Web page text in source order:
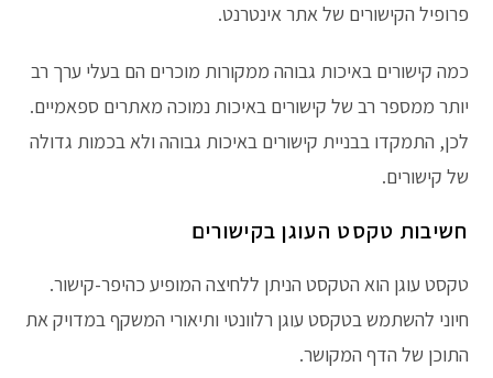
פרופיל הקישורים של אתר אינטרנט.
כמה קישורים באיכות גבוהה ממקורות מוכרים הם בעלי ערך רב
יותר ממספר רב של קישורים באיכות נמוכה מאתרים ספאמיים.
לכן, התמקדו בבניית קישורים באיכות גבוהה ולא בכמות גדולה
של קישורים.
חשיבות טקסט העוגן בקישורים
טקסט עוגן הוא הטקסט הניתן ללחיצה המופיע כהיפר-קישור.
חיוני להשתמש בטקסט עוגן רלוונטי ותיאורי המשקף במדויק את
התוכן של הדף המקושר.